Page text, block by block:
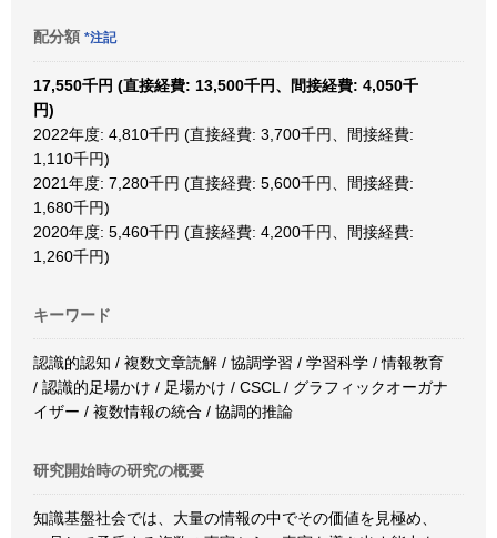
配分額 *注記
17,550千円 (直接経費: 13,500千円、間接経費: 4,050千
円)
2022年度: 4,810千円 (直接経費: 3,700千円、間接経費:
1,110千円)
2021年度: 7,280千円 (直接経費: 5,600千円、間接経費:
1,680千円)
2020年度: 5,460千円 (直接経費: 4,200千円、間接経費:
1,260千円)
キーワード
認識的認知 / 複数文章読解 / 協調学習 / 学習科学 / 情報教育
/ 認識的足場かけ / 足場かけ / CSCL / グラフィックオーガナ
イザー / 複数情報の統合 / 協調的推論
研究開始時の研究の概要
知識基盤社会では、大量の情報の中でその価値を見極め、